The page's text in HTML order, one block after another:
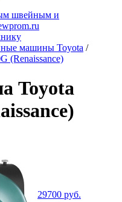
машины Toyota /
(Renaissance)
Toyota
29700 руб.